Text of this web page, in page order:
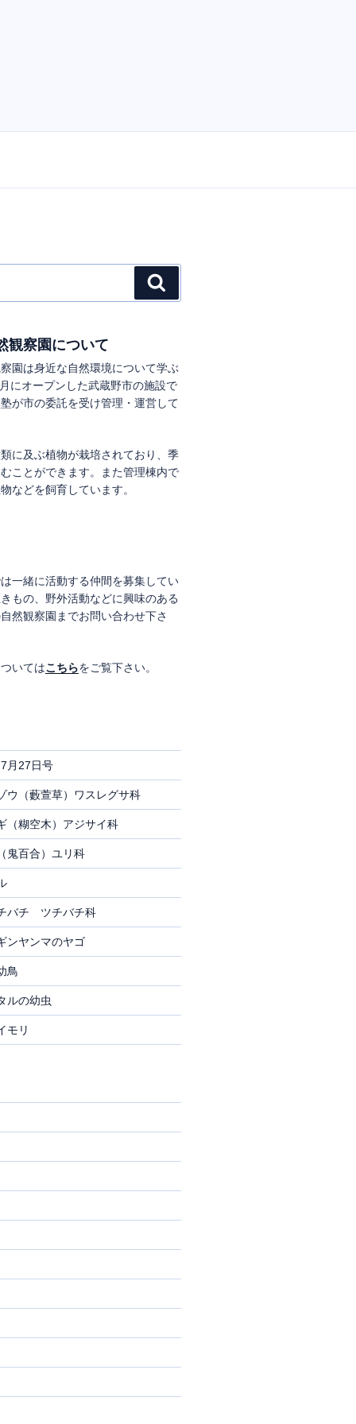
索
観察園について
園は身近な自然環境について学ぶ
にオープンした武蔵野市の施設で
が市の委託を受け管理・運営して
に及ぶ植物が栽培されており、季
ことができます。また管理棟内で
などを飼育しています。
一緒に活動する仲間を募集してい
もの、野外活動などに興味のある
然観察園までお問い合わせ下さ
いてはこちらをご覧下さい。
月27日号
（藪萱草）ワスレグサ科
糊空木）アジサイ科
百合）ユリ科
バチ ツチバチ科
ヤンマのヤゴ
鳥
ルの幼虫
モリ